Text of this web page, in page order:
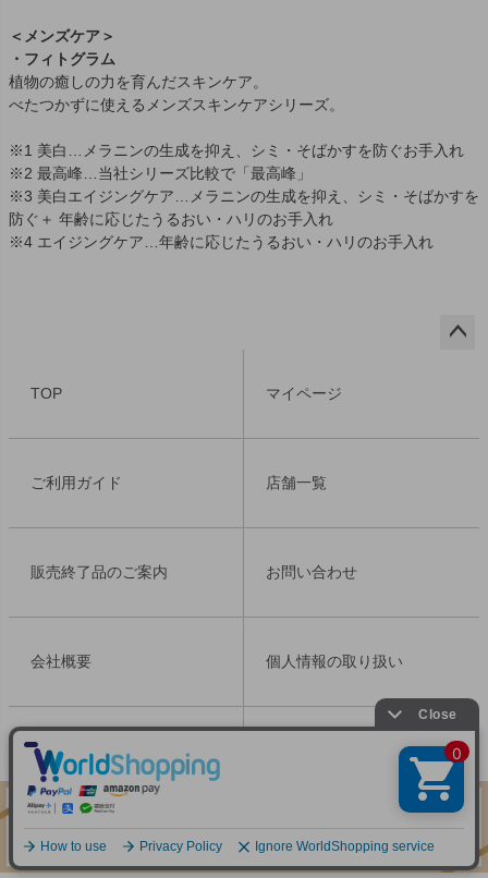
＜メンズケア＞
・フィトグラム
植物の癒しの力を育んだスキンケア。
べたつかずに使えるメンズスキンケアシリーズ。
※1 美白…メラニンの生成を抑え、シミ・そばかすを防ぐお手入れ
※2 最高峰…当社シリーズ比較で「最高峰」
※3 美白エイジングケア…メラニンの生成を抑え、シミ・そばかすを
防ぐ＋ 年齢に応じたうるおい・ハリのお手入れ
※4 エイジングケア…年齢に応じたうるおい・ハリのお手入れ
TOP マイページ
ご利用ガイド 店舗一覧
販売終了品のご案内 お問い合わせ
会社概要 個人情報の取り扱い
特定商取引法表示
Copyright ©2021 Meiko Cosmetics Ins. All Rights Reserved.